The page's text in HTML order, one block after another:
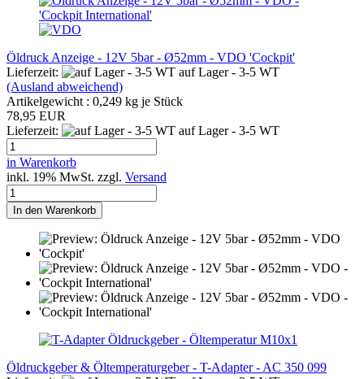
Öldruck Anzeige - 12V 5bar - Ø52mm - VDO 'Cockpit'
Lieferzeit:
auf Lager - 3-5 WT
(Ausland abweichend)
Artikelgewicht : 0,249 kg je Stück
78,95 EUR
Lieferzeit:
auf Lager - 3-5 WT
in Warenkorb
inkl. 19% MwSt. zzgl. Versand
In den Warenkorb
Öldruckgeber & Öltemperaturgeber - T-Adapter - AC 350 099